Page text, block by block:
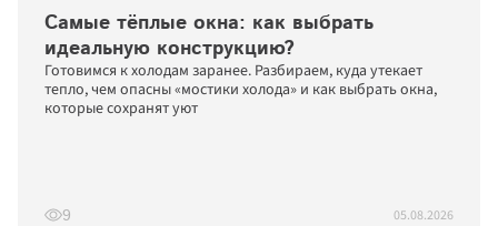
Самые тёплые окна: как выбрать
идеальную конструкцию?
Готовимся к холодам заранее. Разбираем, куда утекает
тепло, чем опасны «мостики холода» и как выбрать окна,
которые сохранят уют
9 05.08.2026